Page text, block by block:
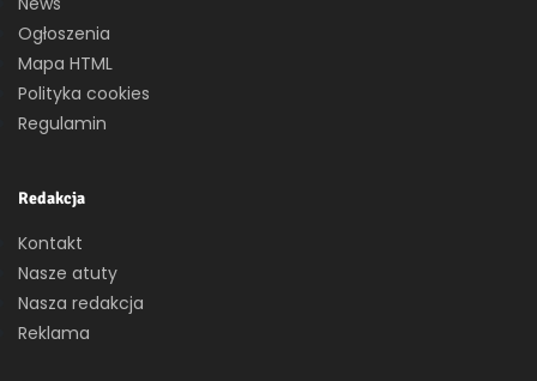
Ogłoszenia
Mapa HTML
Polityka cookies
Regulamin
Redakcja
Kontakt
Nasze atuty
Nasza redakcja
Reklama